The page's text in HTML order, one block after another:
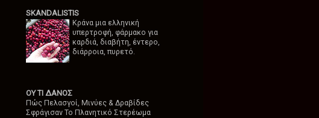
SKANDALISTIS
Κράνα μια ελληνική
υπερτροφή, φάρμακο για
καρδιά, διαβήτη, έντερο,
διάρροια, πυρετό.
ΟΥ ΤΙ ΔΑΝΟΣ
Πώς Πελασγοί, Μινύες & Δραβίδες
Σφράγισαν Το Πλανητικό Στερέωμα